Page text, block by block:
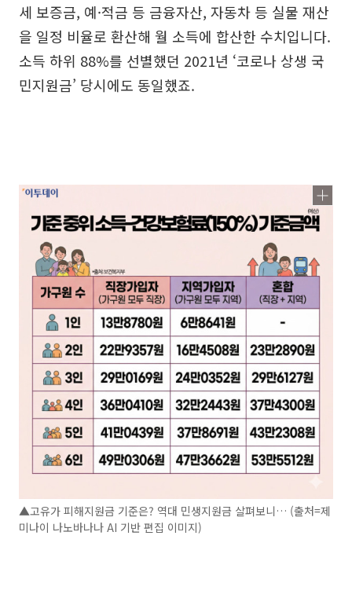
세 보증금, 예·적금 등 금융자산, 자동차 등 실물 재산
을 일정 비율로 환산해 월 소득에 합산한 수치입니다.
소득 하위 88%를 선별했던 2021년 ‘코로나 상생 국
민지원금’ 당시에도 동일했죠.
▲고유가 피해지원금 기준은? 역대 민생지원금 살펴보니… (출처=제
미나이 나노바나나 AI 기반 편집 이미지)